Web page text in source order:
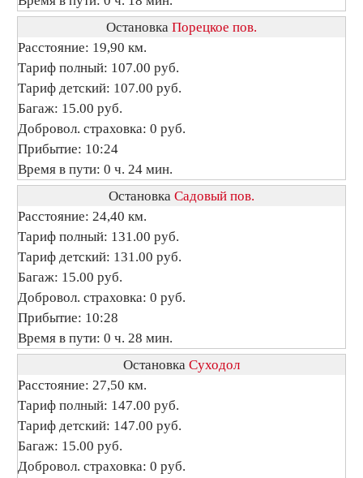
Остановка Порецкое пов.
Расстояние: 19,90 км.
Тариф полный: 107.00 руб.
Тариф детский: 107.00 руб.
Багаж: 15.00 руб.
Добровол. страховка: 0 руб.
Прибытие: 10:24
Время в пути: 0 ч. 24 мин.
Остановка Садовый пов.
Расстояние: 24,40 км.
Тариф полный: 131.00 руб.
Тариф детский: 131.00 руб.
Багаж: 15.00 руб.
Добровол. страховка: 0 руб.
Прибытие: 10:28
Время в пути: 0 ч. 28 мин.
Остановка Суходол
Расстояние: 27,50 км.
Тариф полный: 147.00 руб.
Тариф детский: 147.00 руб.
Багаж: 15.00 руб.
Добровол. страховка: 0 руб.